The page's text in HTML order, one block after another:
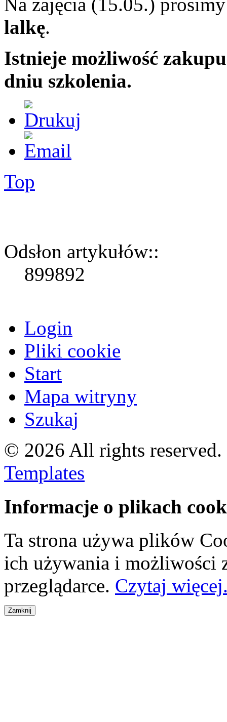
Na zajęcia (15.05.)
lalkę.
Istnieje możliwość
dniu szkolenia.
Top
Odsłon artykułów::
899892
Login
Pliki cookie
Start
Mapa witryny
Szukaj
© 2026 All rights
Templates
Informacje o plikach
Ta strona używa plików
ich używania i możliwości
przeglądarce. Czytaj